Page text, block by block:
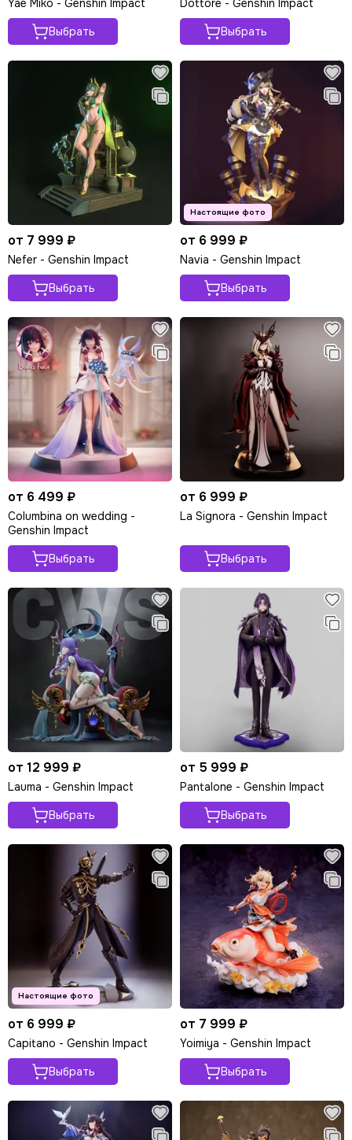
Yae Miko - Genshin Impact
Выбрать
Dottore - Genshin Impact
Выбрать
от 7 999 ₽
Nefer - Genshin Impact
Выбрать
от 6 999 ₽
Navia - Genshin Impact
Выбрать
от 6 499 ₽
Columbina on wedding -
Genshin Impact
Выбрать
от 6 999 ₽
La Signora - Genshin Impact
Выбрать
от 12 999 ₽
Lauma - Genshin Impact
Выбрать
от 5 999 ₽
Pantalone - Genshin Impact
Выбрать
от 6 999 ₽
Capitano - Genshin Impact
Выбрать
от 7 999 ₽
Yoimiya - Genshin Impact
Выбрать